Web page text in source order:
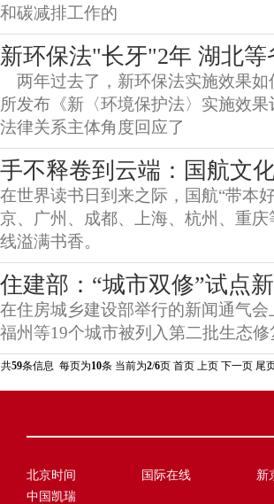
和碳减排工作的
新环保法"长牙"2年 湖北
两年过去了，新环保法实施效果如
所发布《新〈环境保护法〉实施效
法律关系主体角度回应了
手不释卷到云端：国航文
在世界读书日到来之际，国航“带本
京、广州、成都、上海、杭州、重
线溢满书香。
住建部：“城市双修”试点
在住房城乡建设部举行的新闻通气
福州等19个城市被列入第二批生态
共59条信息 每页为10条 当前为2/6页 首页 上页 下一页 尾
北京时间 国际在线 新
中国凯瑞